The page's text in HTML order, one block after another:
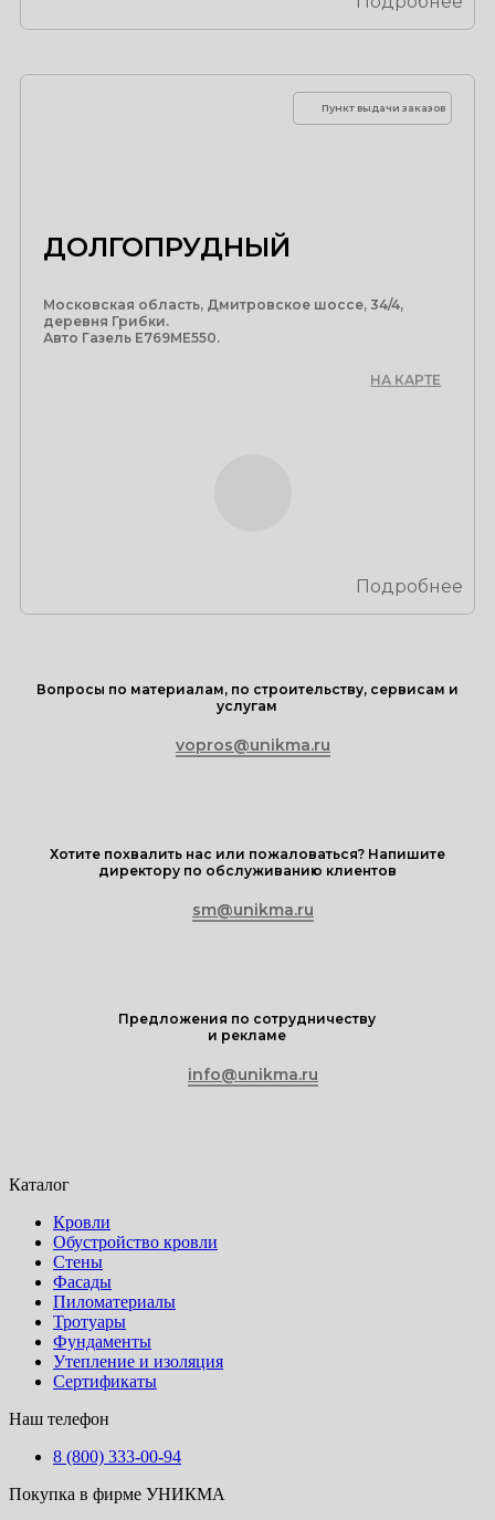
Пункт выдачи заказов
ДОЛГОПРУДНЫЙ
Московская область, Дмитровское шоссе, 34/4,
деревня Грибки.
Авто Газель Е769МЕ550.
НА КАРТЕ
Подробнее
Вопросы по материалам, по строительству, сервисам и
услугам
vopros@unikma.ru
Хотите похвалить нас или пожаловаться? Напишите
директору по обслуживанию клиентов
sm@unikma.ru
Предложения по сотрудничеству
и рекламе
info@unikma.ru
Каталог
Кровли
Обустройство кровли
Стены
Фасады
Пиломатериалы
Тротуары
Фундаменты
Утепление и изоляция
Сертификаты
Наш телефон
8 (800) 333-00-94
Покупка в фирме УНИКМА